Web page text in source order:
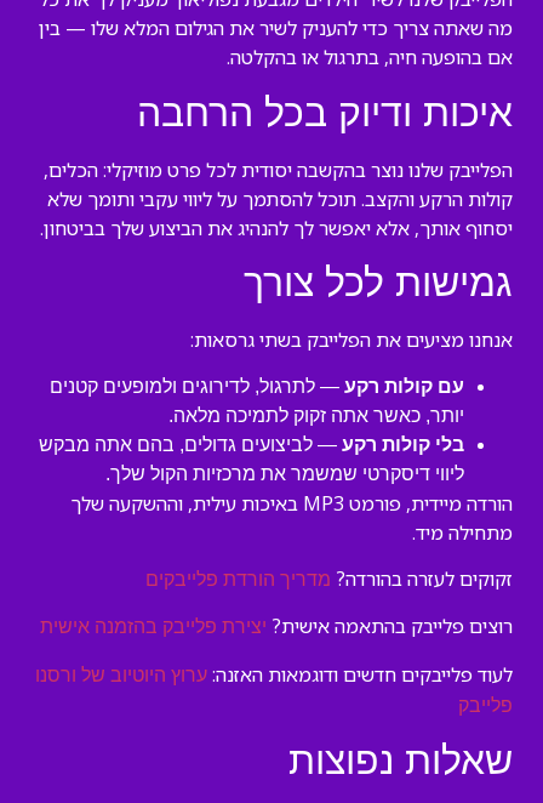
מה שאתה צריך כדי להעניק לשיר את הגילום המלא שלו — בין
אם בהופעה חיה, בתרגול או בהקלטה.
איכות ודיוק בכל הרחבה
הפלייבק שלנו נוצר בהקשבה יסודית לכל פרט מוזיקלי: הכלים,
קולות הרקע והקצב. תוכל להסתמך על ליווי עקבי ותומך שלא
יסחוף אותך, אלא יאפשר לך להנהיג את הביצוע שלך בביטחון.
גמישות לכל צורך
אנחנו מציעים את הפלייבק בשתי גרסאות:
עם קולות רקע — לתרגול, לדירוגים ולמופעים קטנים
יותר, כאשר אתה זקוק לתמיכה מלאה.
בלי קולות רקע — לביצועים גדולים, בהם אתה מבקש
ליווי דיסקרטי שמשמר את מרכזיות הקול שלך.
הורדה מיידית, פורמט MP3 באיכות עילית, וההשקעה שלך
מתחילה מיד.
זקוקים לעזרה בהורדה? מדריך הורדת פלייבקים
רוצים פלייבק בהתאמה אישית? יצירת פלייבק בהזמנה אישית
לעוד פלייבקים חדשים ודוגמאות האזנה: ערוץ היוטיוב של ורסנו
פלייבק
שאלות נפוצות